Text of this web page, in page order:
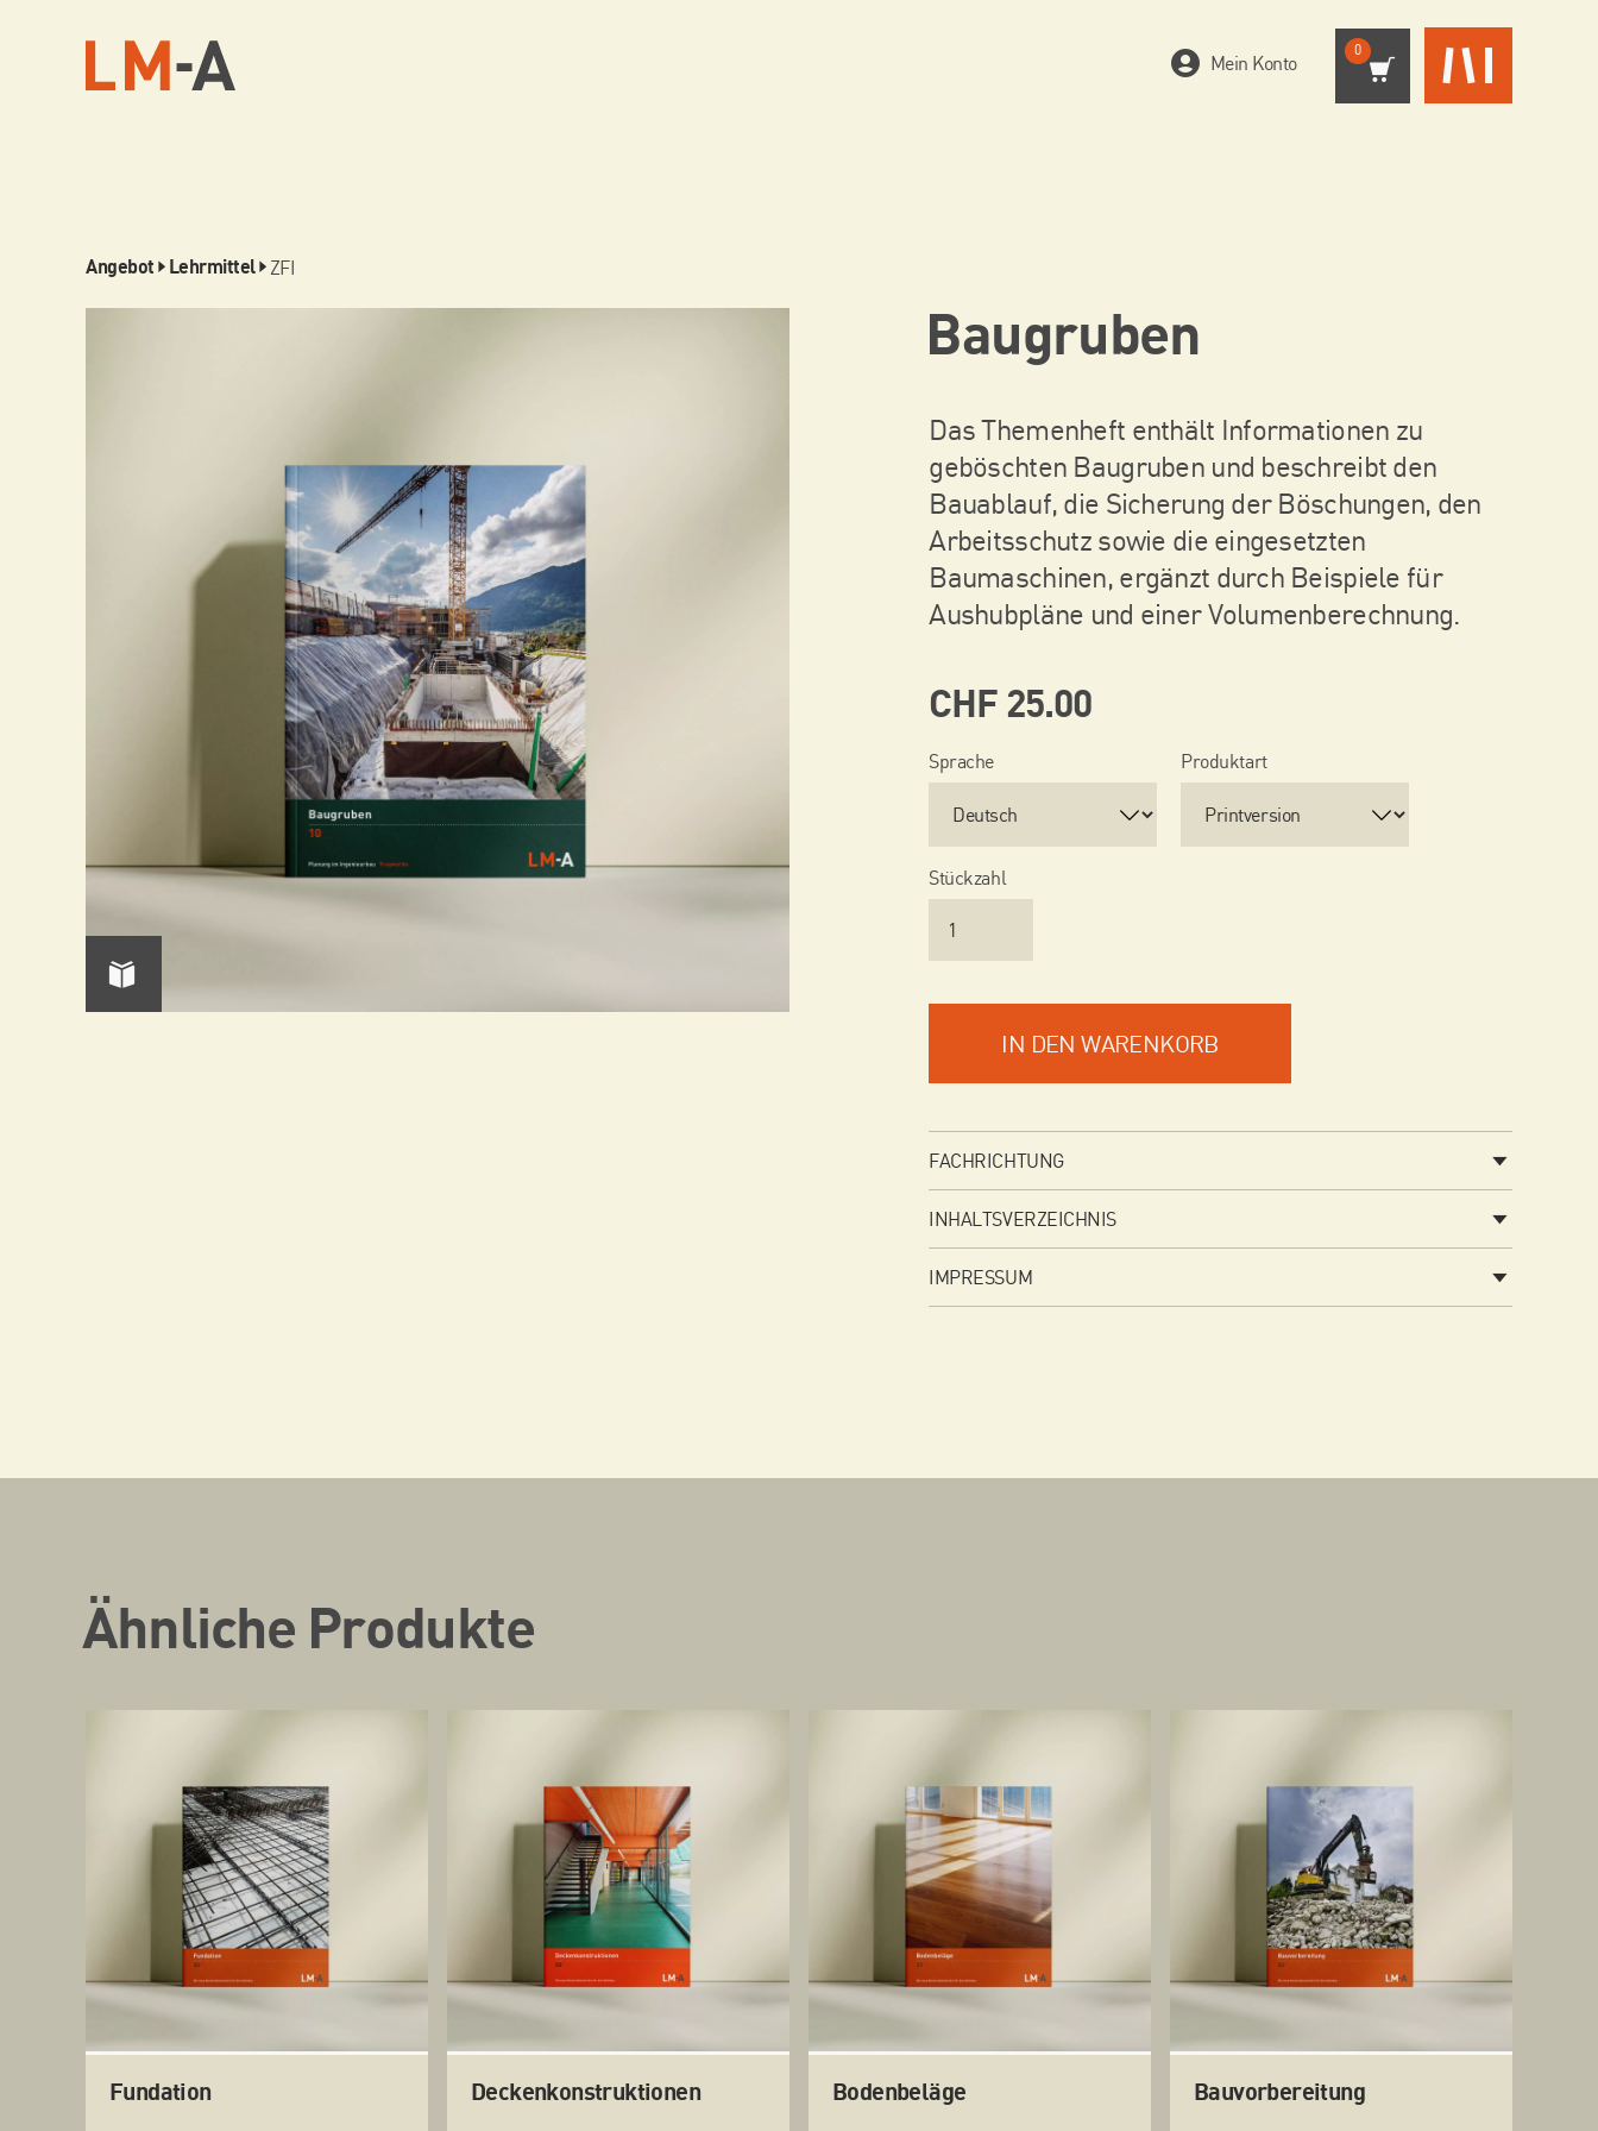
Angebot Lehrmittel ZFI
Baugruben
Das Themenheft enthält Informationen zu
geböschten Baugruben und beschreibt den
Bauablauf, die Sicherung der Böschungen, den
Arbeitsschutz sowie die eingesetzten
Baumaschinen, ergänzt durch Beispiele für
Aushubpläne und einer Volumenberechnung.
CHF 25.00
Sprache Produktart
Stückzahl
IN DEN WARENKORB
FACHRICHTUNG
INHALTSVERZEICHNIS
IMPRESSUM
Ähnliche Produkte
Fundation Deckenkonstruktionen Bodenbeläge Bauvorbereitung
Mein Konto
0